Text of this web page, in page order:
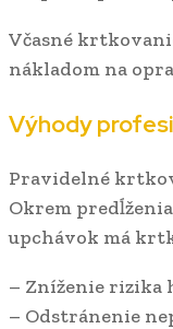
Včasné
nákladom na
Výhody
Pravidelné
Okrem
upchávok má
– Zníženie rizika
– Odstránenie